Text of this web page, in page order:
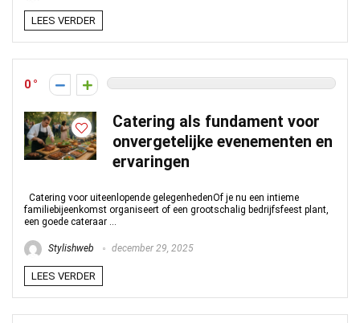
LEES VERDER
0
Catering als fundament voor
onvergetelijke evenementen en
ervaringen
Catering voor uiteenlopende gelegenhedenOf je nu een intieme
familiebijeenkomst organiseert of een grootschalig bedrijfsfeest plant,
een goede cateraar ...
Stylishweb december 29, 2025
LEES VERDER